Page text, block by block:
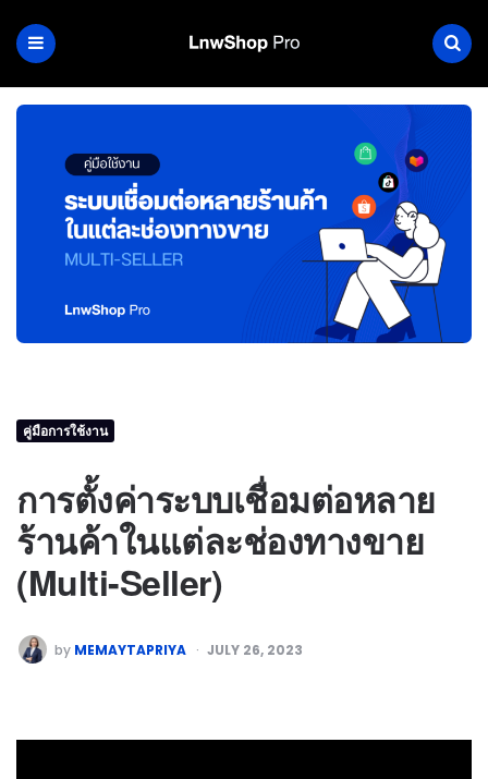
คู่มือการใช้งาน
การตั้งค่าระบบเชื่อมต่อหลาย
ร้านค้าในแต่ละช่องทางขาย
(Multi-Seller)
by MEMAYTAPRIYA JULY 26, 2023